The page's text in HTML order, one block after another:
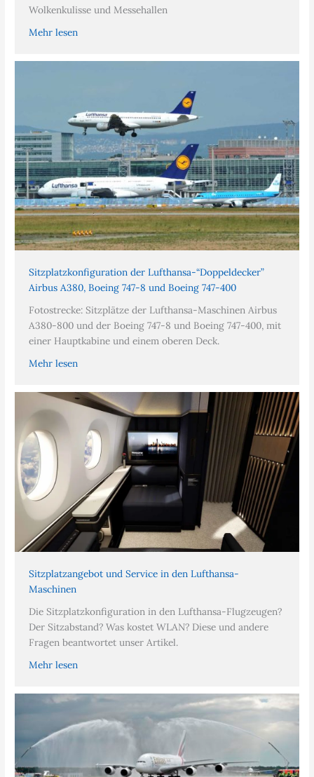
Wolkenkulisse und Messehallen
Mehr lesen
Sitzplatzkonfiguration der Lufthansa-“Doppeldecker”
Airbus A380, Boeing 747-8 und Boeing 747-400
Fotostrecke: Sitzplätze der Lufthansa-Maschinen Airbus
A380-800 und der Boeing 747-8 und Boeing 747-400, mit
einer Hauptkabine und einem oberen Deck.
Mehr lesen
Sitzplatzangebot und Service in den Lufthansa-
Maschinen
Die Sitzplatzkonfiguration in den Lufthansa-Flugzeugen?
Der Sitzabstand? Was kostet WLAN? Diese und andere
Fragen beantwortet unser Artikel.
Mehr lesen